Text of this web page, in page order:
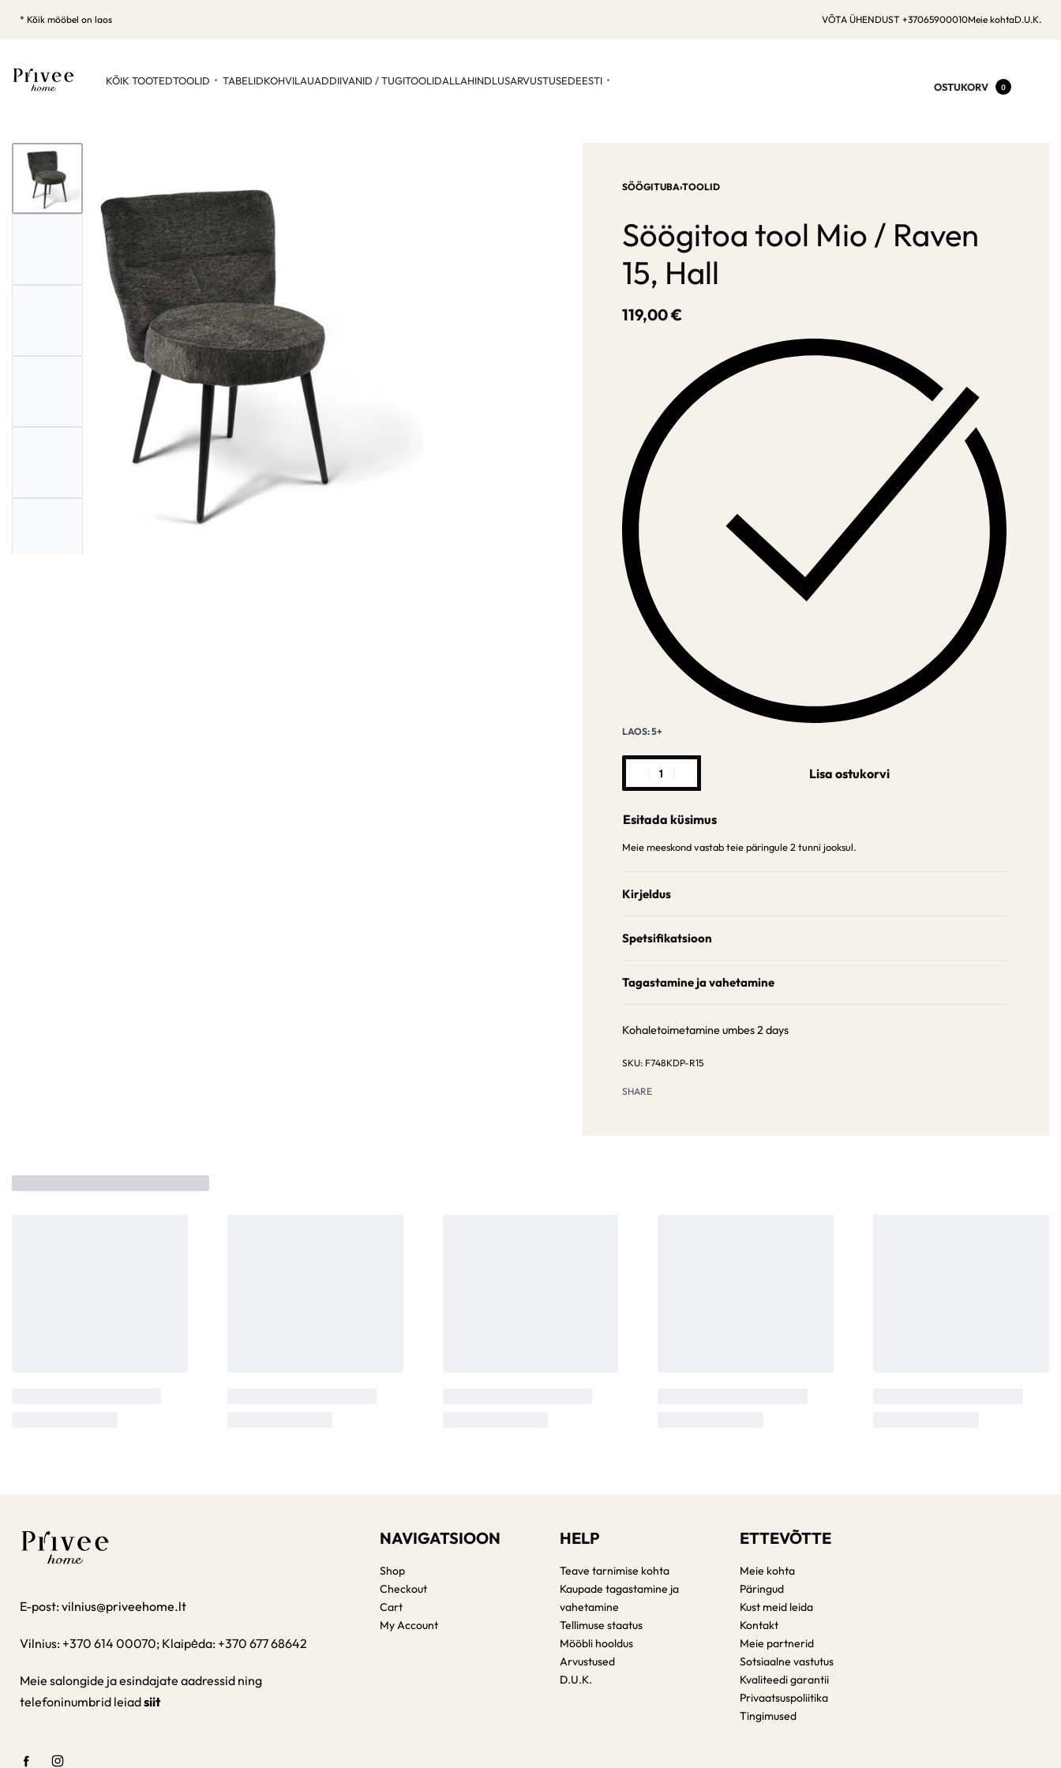
* Kõik mööbel on laos VÕTA ÜHENDUST +37065900010Meie kohtaD.U.K.
KÕIK TOOTEDTOOLID TABELIDKOHVILAUADDIIVANID / TUGITOOLIDALLAHINDLUSARVUSTUSEDEESTI
OSTUKORV 0
SÖÖGITUBA›TOOLID
Söögitoa tool Mio / Raven
15, Hall
119,00€
LAOS: 5+
Lisa ostukorvi
Esitada küsimus
Meie meeskond vastab teie päringule 2 tunni jooksul.
Kirjeldus
Spetsifikatsioon
Tagastamine ja vahetamine
Kohaletoimetamine umbes2 days
F748KDP-R15
SHARE
E-post:vilnius@priveehome.lt
Vilnius: +370 614 00070; Klaipėda: +370 677 68642
Meie salongide ja esindajate aadressid ning
telefoninumbrid leiadsiit
NAVIGATSIOON
Shop
Checkout
Cart
My Account
HELP
Teave tarnimise kohta
Kaupade tagastamine ja
vahetamine
Tellimuse staatus
Mööbli hooldus
Arvustused
D.U.K.
ETTEVÕTTE
Meie kohta
Päringud
Kust meid leida
Kontakt
Meie partnerid
Sotsiaalne vastutus
Kvaliteedi garantii
Privaatsuspoliitika
Tingimused